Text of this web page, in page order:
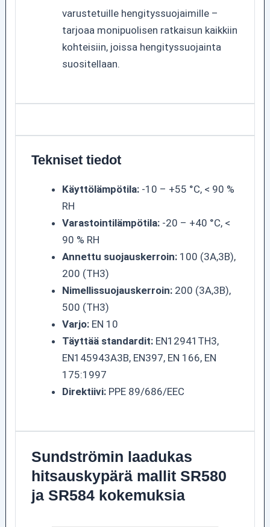
varustetuille hengityssuojaimille –
tarjoaa monipuolisen ratkaisun kaikkiin
kohteisiin, joissa hengityssuojainta
suositellaan.
Tekniset tiedot
Käyttölämpötila:-10 – +55 °C, < 90 %
RH
Varastointilämpötila:-20 – +40 °C, <
90 % RH
Annettu suojauskerroin:100 (3A,3B),
200 (TH3)
Nimellissuojauskerroin:200 (3A,3B),
500 (TH3)
Varjo:EN 10
Täyttää standardit:EN12941TH3,
EN145943A3B, EN397, EN 166, EN
175:1997
Direktiivi:PPE 89/686/EEC
Sundströmin laadukas
hitsauskypärä mallit SR580
ja SR584 kokemuksia